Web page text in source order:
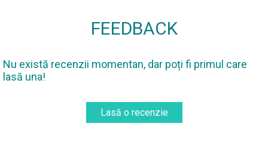
FEEDBACK
Nu există recenzii momentan, dar poți fi primul care
lasă una!
Lasă o recenzie